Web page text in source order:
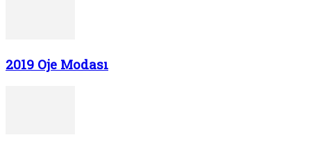
2019 Oje Modası